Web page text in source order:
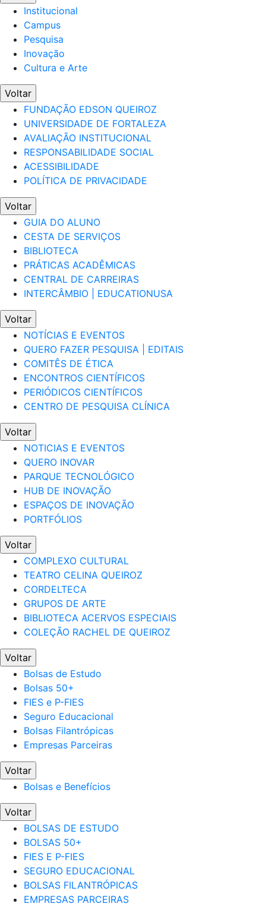
Institucional
Campus
Pesquisa
Inovação
Cultura e Arte
Voltar
FUNDAÇÃO EDSON QUEIROZ
UNIVERSIDADE DE FORTALEZA
AVALIAÇÃO INSTITUCIONAL
RESPONSABILIDADE SOCIAL
ACESSIBILIDADE
POLÍTICA DE PRIVACIDADE
Voltar
GUIA DO ALUNO
CESTA DE SERVIÇOS
BIBLIOTECA
PRÁTICAS ACADÊMICAS
CENTRAL DE CARREIRAS
INTERCÂMBIO | EDUCATIONUSA
Voltar
NOTÍCIAS E EVENTOS
QUERO FAZER PESQUISA | EDITAIS
COMITÊS DE ÉTICA
ENCONTROS CIENTÍFICOS
PERIÓDICOS CIENTÍFICOS
CENTRO DE PESQUISA CLÍNICA
Voltar
NOTICIAS E EVENTOS
QUERO INOVAR
PARQUE TECNOLÓGICO
HUB DE INOVAÇÃO
ESPAÇOS DE INOVAÇÃO
PORTFÓLIOS
Voltar
COMPLEXO CULTURAL
TEATRO CELINA QUEIROZ
CORDELTECA
GRUPOS DE ARTE
BIBLIOTECA ACERVOS ESPECIAIS
COLEÇÃO RACHEL DE QUEIROZ
Voltar
Bolsas de Estudo
Bolsas 50+
FIES e P-FIES
Seguro Educacional
Bolsas Filantrópicas
Empresas Parceiras
Voltar
Bolsas e Benefícios
Voltar
BOLSAS DE ESTUDO
BOLSAS 50+
FIES E P-FIES
SEGURO EDUCACIONAL
BOLSAS FILANTRÓPICAS
EMPRESAS PARCEIRAS